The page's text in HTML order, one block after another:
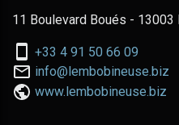
11 Boulevard Boués - 13003
Nous
téléphoner
au:
+33 4 91 50 66 09
Nous
contacter
info@lembobineuse.biz
www.lembobineuse.biz